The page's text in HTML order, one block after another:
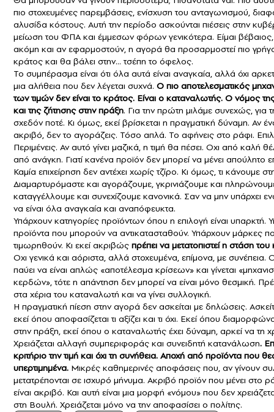
πιο στοχευμένες παρεμβάσεις, ενίσχυση του ανταγωνισμού,
αλυσίδα κόστους. Αυτή την περίοδο ασκούνται πιέσεις στην
μείωση του ΦΠΑ και έμμεσων φόρων γενικότερα. Είμαι
ακόμη και αν εφαρμοστούν, η αγορά θα προσαρμοστεί πιο
κράτος και θα βάλει στην… τσέπη το όφελος.
Το συμπέρασμα είναι ότι όλα αυτά είναι αναγκαία, αλλά όχι
μια αλήθεια που δεν λέγεται συχνά. Ο πιο αποτελεσματικός
των τιμών δεν είναι το κράτος. Είναι ο καταναλωτής. Ο νόμος
και της ζήτησης στην πράξη. Για την πρώτη μιλάμε συνεχώς, για
σχεδόν ποτέ. Κι όμως, εκεί βρίσκεται η πραγματική δύναμη. Αν
ακριβό, δεν το αγοράζεις. Τόσο απλά. Το αφήνεις στο ράφι.
Περιμένεις. Αν αυτό γίνει μαζικά, η τιμή θα πέσει. Οχι από καλή
από ανάγκη. Γιατί κανένα προϊόν δεν μπορεί να μένει απούλητο
Καμία επιχείρηση δεν αντέχει χωρίς τζίρο. Κι όμως, τι κάνουμε
Διαμαρτυρόμαστε και αγοράζουμε, γκρινιάζουμε και
καταγγέλλουμε και συνεχίζουμε κανονικά. Σαν να μην υπάρχει
να είναι όλα αναγκαία και αναπόφευκτα.
Υπάρχουν κατηγορίες προϊόντων όπου η επιλογή είναι υπαρκτή.
προϊόντα που μπορούν να αντικατασταθούν. Υπάρχουν μάρκες
τιμωρηθούν. Κι εκεί ακριβώς πρέπει να μετατοπιστεί η στάση
Οχι γενικά και αόριστα, αλλά στοχευμένα, επίμονα, με συνέπεια.
παύει να είναι απλώς «αποτέλεσμα κρίσεων» και γίνεται
κερδών», τότε η απάντηση δεν μπορεί να είναι μόνο θεσμική.
στα χέρια του καταναλωτή και να γίνει συλλογική.
Η πραγματική πίεση στην αγορά δεν ασκείται με δηλώσεις.
εκεί όπου αποφασίζεται τι αξίζει και τι όχι. Εκεί όπου
στην πράξη, εκεί όπου ο καταναλωτής έχει δύναμη, αρκεί να τη
Χρειάζεται αλλαγή συμπεριφοράς και συνειδητή κατανάλωση.
κριτήριο την τιμή και όχι τη συνήθεια. Αποχή από προϊόντα που
υπερτιμημένα. Μικρές καθημερινές αποφάσεις που, αν γίνουν
μετατρέπονται σε ισχυρό μήνυμα. Ακριβό προϊόν που μένει στο
είναι ακριβό. Και αυτή είναι μια μορφή «νόμου» που δεν
στη Βουλή. Χρειάζεται μόνο να την αποφασίσει ο πολίτης.